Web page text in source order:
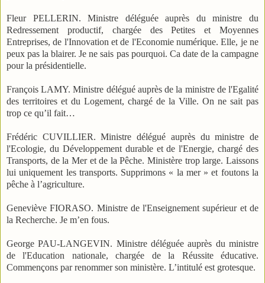
Fleur PELLERIN. Ministre déléguée auprès du ministre du
Redressement productif, chargée des Petites et Moyennes
Entreprises, de l'Innovation et de l'Economie numérique. Elle, je ne
peux pas la blairer. Je ne sais pas pourquoi. Ca date de la campagne
pour la présidentielle.
François LAMY. Ministre délégué auprès de la ministre de l'Egalité
des territoires et du Logement, chargé de la Ville. On ne sait pas
trop ce qu’il fait…
Frédéric CUVILLIER. Ministre délégué auprès du ministre de
l'Ecologie, du Développement durable et de l'Energie, chargé des
Transports, de la Mer et de la Pêche. Ministère trop large. Laissons
lui uniquement les transports. Supprimons « la mer » et foutons la
pêche à l’agriculture.
Geneviève FIORASO. Ministre de l'Enseignement supérieur et de
la Recherche. Je m’en fous.
George PAU-LANGEVIN. Ministre déléguée auprès du ministre
de l'Education nationale, chargée de la Réussite éducative.
Commençons par renommer son ministère. L’intitulé est grotesque.